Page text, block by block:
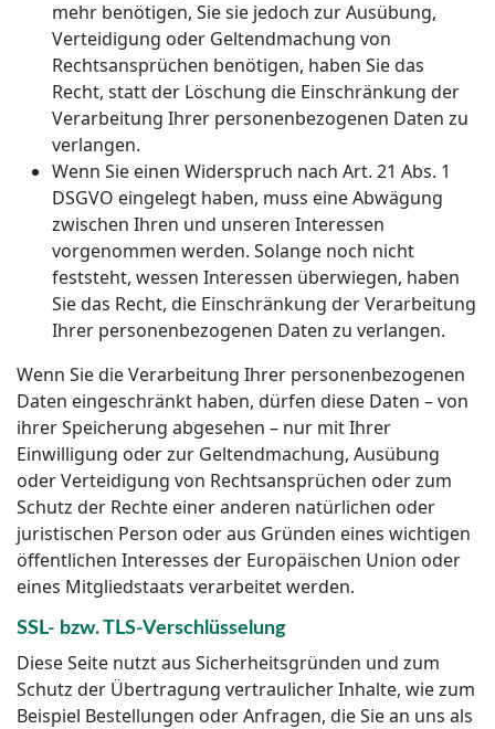
mehr benötigen, Sie sie jedoch zur Ausübung,
Verteidigung oder Geltendmachung von
Rechtsansprüchen benötigen, haben Sie das
Recht, statt der Löschung die Einschränkung der
Verarbeitung Ihrer personenbezogenen Daten zu
verlangen.
Wenn Sie einen Widerspruch nach Art. 21 Abs. 1
DSGVO eingelegt haben, muss eine Abwägung
zwischen Ihren und unseren Interessen
vorgenommen werden. Solange noch nicht
feststeht, wessen Interessen überwiegen, haben
Sie das Recht, die Einschränkung der Verarbeitung
Ihrer personenbezogenen Daten zu verlangen.
Wenn Sie die Verarbeitung Ihrer personenbezogenen
Daten eingeschränkt haben, dürfen diese Daten – von
ihrer Speicherung abgesehen – nur mit Ihrer
Einwilligung oder zur Geltendmachung, Ausübung
oder Verteidigung von Rechtsansprüchen oder zum
Schutz der Rechte einer anderen natürlichen oder
juristischen Person oder aus Gründen eines wichtigen
öffentlichen Interesses der Europäischen Union oder
eines Mitgliedstaats verarbeitet werden.
SSL- bzw. TLS-Verschlüsselung
Diese Seite nutzt aus Sicherheitsgründen und zum
Schutz der Übertragung vertraulicher Inhalte, wie zum
Beispiel Bestellungen oder Anfragen, die Sie an uns als